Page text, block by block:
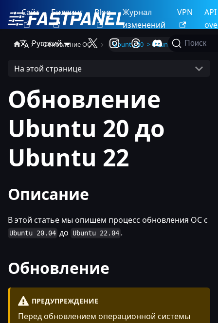
Сайт Биллинг Blog
Журнал
изменений
VPN
API
Русский
Поиск
Обновление ОС Ubuntu 20 -> Ubuntu 22
На этой странице
Обновление
Ubuntu 20 до
Ubuntu 22
Описание
В этой статье мы опишем процесс обновления ОС с
Ubuntu 20.04 до Ubuntu 22.04 .
Обновление
ПРЕДУПРЕЖДЕНИЕ
Перед обновлением операционной системы